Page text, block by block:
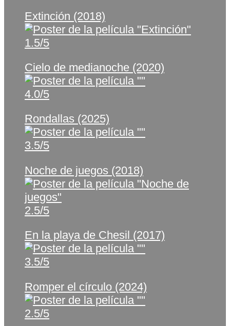
Extinción (2018)
1.5/5
Cielo de medianoche (2020)
4.0/5
Rondallas (2025)
3.5/5
Noche de juegos (2018)
2.5/5
En la playa de Chesil (2017)
3.5/5
Romper el círculo (2024)
2.5/5